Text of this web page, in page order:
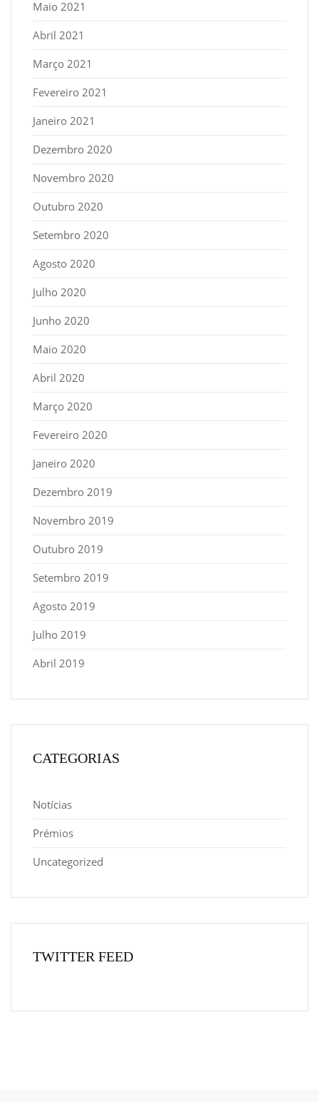
Maio 2021
Abril 2021
Março 2021
Fevereiro 2021
Janeiro 2021
Dezembro 2020
Novembro 2020
Outubro 2020
Setembro 2020
Agosto 2020
Julho 2020
Junho 2020
Maio 2020
Abril 2020
Março 2020
Fevereiro 2020
Janeiro 2020
Dezembro 2019
Novembro 2019
Outubro 2019
Setembro 2019
Agosto 2019
Julho 2019
Abril 2019
CATEGORIAS
Notícias
Prémios
Uncategorized
TWITTER FEED